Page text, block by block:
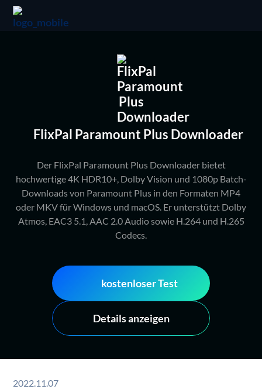
FlixPal Paramount Plus Downloader
Der FlixPal Paramount Plus Downloader bietet
hochwertige 4K HDR10+, Dolby Vision und 1080p Batch-
Downloads von Paramount Plus in den Formaten MP4
oder MKV für Windows und macOS. Er unterstützt Dolby
Atmos, EAC3 5.1, AAC 2.0 Audio sowie H.264 und H.265
Codecs.
kostenloser Test
Details anzeigen
2022.11.07